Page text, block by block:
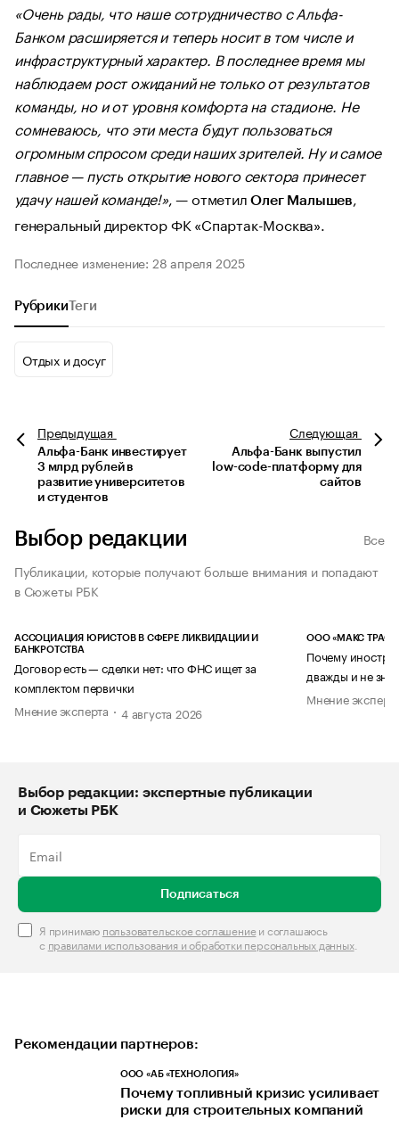
«Очень рады, что наше сотрудничество с Альфа-
Банком расширяется и теперь носит в том числе и
инфраструктурный характер. В последнее время мы
наблюдаем рост ожиданий не только от результатов
команды, но и от уровня комфорта на стадионе. Не
сомневаюсь, что эти места будут пользоваться
огромным спросом среди наших зрителей. Ну и самое
главное — пусть открытие нового сектора принесет
удачу нашей команде!», — отметилОлег Малышев,
генеральный директор ФК «Спартак-Москва».
Последнее изменение: 28 апреля 2025
Рубрики Теги
Отдых и досуг
Предыдущая
Альфа-Банк инвестирует
3 млрд рублей в
развитие университетов
и студентов
Следующая
Альфа-Банк выпустил
low-code-платформу для
сайтов
Выбор редакции
Все
Публикации, которые получают больше внимания и попадают
в Сюжеты РБК
АССОЦИАЦИЯ ЮРИСТОВ В СФЕРЕ ЛИКВИДАЦИИ И
БАНКРОТСТВА
Договор есть — сделки нет: что ФНС ищет за
комплектом первички
Мнение эксперта
4 августа 2026
ООО «МАКС ТРАСТ»
Почему
дважды и не
Мнение
Выбор редакции: экспертные публикации
и Сюжеты РБК
Подписаться
Я принимаю пользовательское соглашениеи соглашаюсь
с правилами использования и обработки персональных данных.
Рекомендации партнеров:
ООО «АБ «ТЕХНОЛОГИЯ»
Почему топливный кризис усиливает
риски для строительных компаний